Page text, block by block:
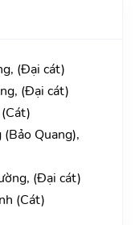
(Đại cát)
(Đại cát)
Quang),
(Đại cát)
(Cát)